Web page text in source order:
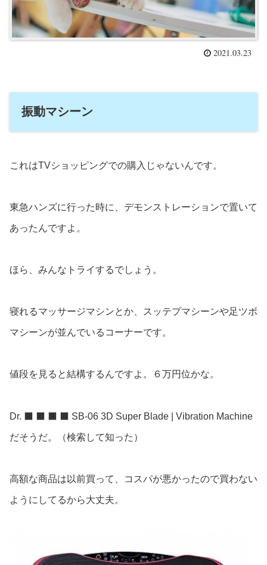
2021.03.23
振動マシーン
これはTVショッピングでの購入じゃないんです。
東急ハンズに行った時に、デモンストレーションで置いて
あったんですよ。
ほら、みんなトライするでしょう。
寝れるマッサージマシンとか、スッテプマシーンや足ツボ
マシーンが並んでいるコーナーです。
値段を見ると結構するんですよ。６万円位かな。
Dr. ⬛️ ⬛️ ⬛️ ⬛️ SB-06 3D Super Blade | Vibration Machine
だそうだ。（検索して知った）
高額な商品は以前買って、コスパが悪かったので買わない
ようにしてるから大丈夫。